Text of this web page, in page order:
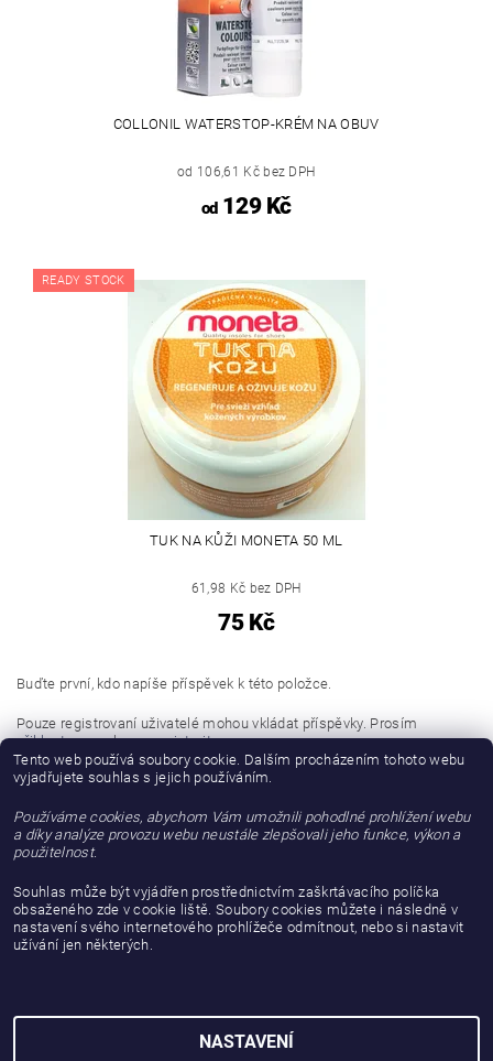
COLLONIL WATERSTOP-KRÉM NA OBUV
od 106,61 Kč bez DPH
od129 Kč
READY STOCK
TUK NA KŮŽI MONETA 50 ML
61,98 Kč bez DPH
75 Kč
Buďte první, kdo napíše příspěvek k této položce.
Pouze registrovaní uživatelé mohou vkládat příspěvky. Prosím
přihlaste senebo seregistrujte.
Buďte první, kdo napíše příspěvek k této položce.
Přidat hodnocení
Tento web používá soubory cookie. Dalším procházením tohoto webu
vyjadřujete souhlas s jejich používáním.
Používáme cookies, abychom Vám umožnili pohodlné prohlížení webu
a díky analýze provozu webu neustále zlepšovali jeho funkce, výkon a
použitelnost.
Souhlas může být vyjádřen prostřednictvím zaškrtávacího políčka
obsaženého zde v cookie liště. Soubory cookies můžete i následně v
nastavení svého internetového prohlížeče odmítnout, nebo si nastavit
užívání jen některých.
NASTAVENÍ